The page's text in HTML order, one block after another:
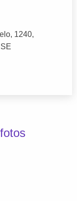
1240,